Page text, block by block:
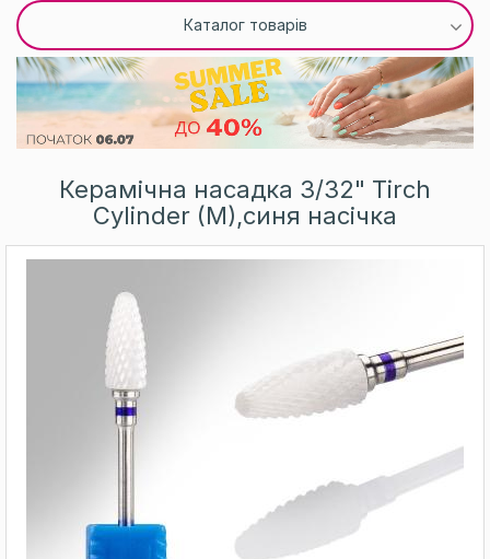
Каталог товарів
Керамічна насадка 3/32" Tirch
Cylinder (M),синя насічка